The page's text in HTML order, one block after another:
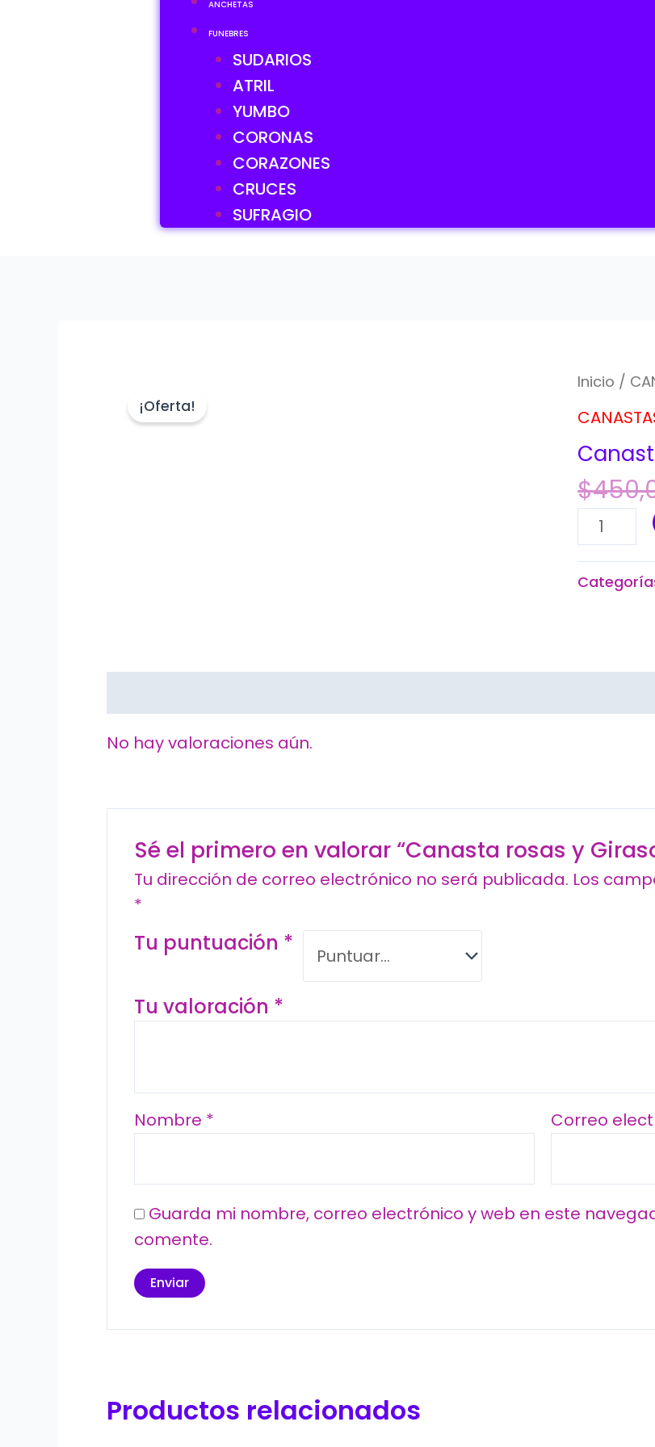
ANCHETAS
FUNEBRES
SUDARIOS
ATRIL
YUMBO
CORONAS
CORAZONES
CRUCES
SUFRAGIO
¡Oferta!
Inicio /
$
No hay valoraciones aún.
Sé el primero en valorar “Canasta rosas y
Tu dirección de correo electrónico no será publicada. Los
*
Tu puntuación *
Tu valoración *
Nombre * Correo
Guarda mi nombre, correo electrónico y web en este
comente.
Productos relacionados